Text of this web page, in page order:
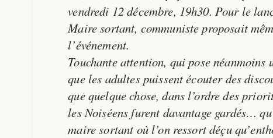
vendredi 12 décembre, 19h30. Pour le
Maire sortant, communiste proposait
l’événement.
Touchante attention, qui pose
que les adultes puissent écouter des
que quelque chose, dans l’ordre des
les Noiséens furent davantage gardés…
maire sortant où l’on ressort déçu